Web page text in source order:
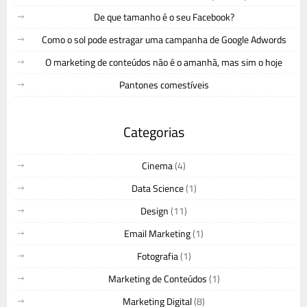
De que tamanho é o seu Facebook?
Como o sol pode estragar uma campanha de Google Adwords
O marketing de conteúdos não é o amanhã, mas sim o hoje
Pantones comestíveis
Categorias
Cinema(4)
Data Science(1)
Design(11)
Email Marketing(1)
Fotografia(1)
Marketing de Conteúdos(1)
Marketing Digital(8)